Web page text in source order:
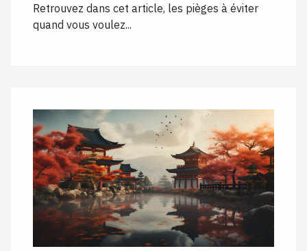
Retrouvez dans cet article, les pièges à éviter
quand vous voulez...